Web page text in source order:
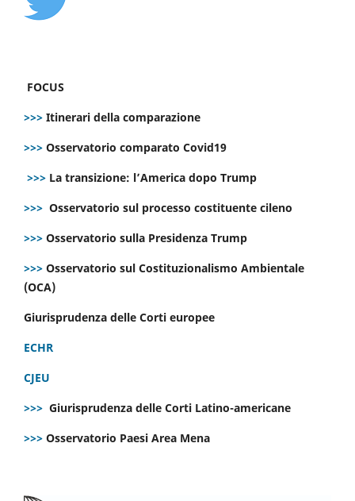
FOCUS
>>> Itinerari della comparazione
>>> Osservatorio comparato Covid19
>>> La transizione: l’America dopo Trump
>>> Osservatorio sul processo costituente cileno
>>> Osservatorio sulla Presidenza Trump
>>> Osservatorio sul Costituzionalismo Ambientale
(OCA)
Giurisprudenza delle Corti europee
ECHR
CJEU
>>> Giurisprudenza delle Corti Latino-americane
>>> Osservatorio Paesi Area Mena